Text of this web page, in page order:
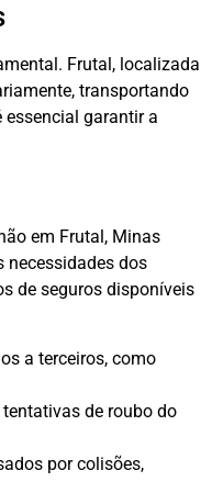
Frutal, localizada
transportando
garantir a
em Frutal, Minas
necessidades dos
de seguros disponíveis
a terceiros, como
de roubo do
por colisões,